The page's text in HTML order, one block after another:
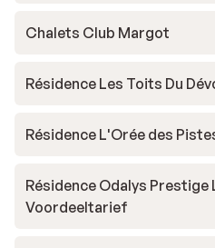
Chalets Club Margot
Résidence Les Toits Du
Résidence L'Orée des
Résidence Odalys Prestige
Voordeeltarief